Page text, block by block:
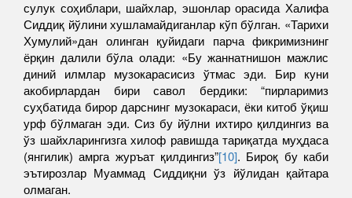
сулук соҳиблари, шайхлар, эшонлар орасида Халифа
Сиддиқ йўлини хушламайдиганлар кўп бўлган. «Тарихи
Хумулий»дан олинган қуйидаги парча фикримизнинг
ёрқин далили бўла олади: «Бу жаннатнишон мажлис
диний илмлар музокарасисиз ўтмас эди. Бир куни
акобирлардан бири савол бердики: “пирларимиз
суҳбатида бирор дарснинг музокараси, ёки китоб ўқиш
урф бўлмаган эди. Сиз бу йўлни ихтиро қилдингиз ва
ўз шайхларингизга хилоф равишда тариқатда муҳдаса
(янгилик) амрга журъат қилдингиз”[10]. Бироқ бу каби
эътирозлар Муаммад Сиддиқни ўз йўлидан қайтара
олмаган.